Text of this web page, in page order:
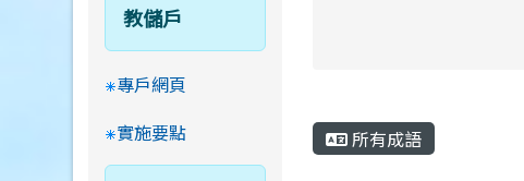
所有成語
教儲戶
專戶網頁
實施要點